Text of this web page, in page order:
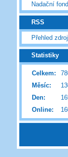
Nadační
RSS
Přehled
Statistiky
Online:
Celkem:
Měsíc:
Den: